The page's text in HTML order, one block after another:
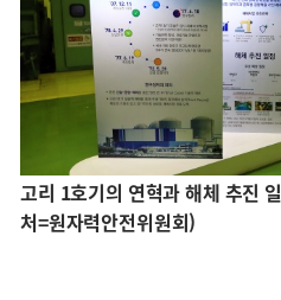
고리 1호기의 연혁과 해체 추진
처=원자력안전위원회)